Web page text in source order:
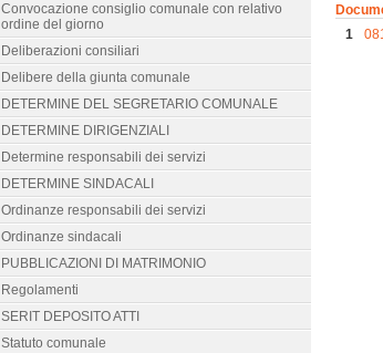
Convocazione consiglio comunale con relativo
ordine del giorno
Deliberazioni consiliari
Delibere della giunta comunale
DETERMINE DEL SEGRETARIO COMUNALE
DETERMINE DIRIGENZIALI
Determine responsabili dei servizi
DETERMINE SINDACALI
Ordinanze responsabili dei servizi
Ordinanze sindacali
PUBBLICAZIONI DI MATRIMONIO
Regolamenti
SERIT DEPOSITO ATTI
Statuto comunale